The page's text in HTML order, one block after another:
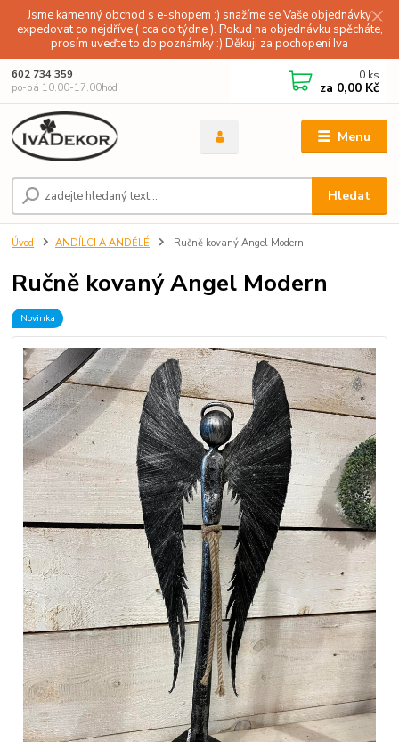
Jsme kamenný obchod s e-shopem :) snažíme se Vaše objednávky
expedovat co nejdříve ( cca do týdne ). Pokud na objednávku spěcháte,
prosím uveďte to do poznámky :) Děkuji za pochopení Iva
Menu
Hledat
602 734 359
po-pá 10.00-17.00hod
0 ks
za 0,00 Kč
Úvod ANDÍLCI A ANDĚLÉ Ručně kovaný Angel Modern
Ručně kovaný Angel Modern
Novinka